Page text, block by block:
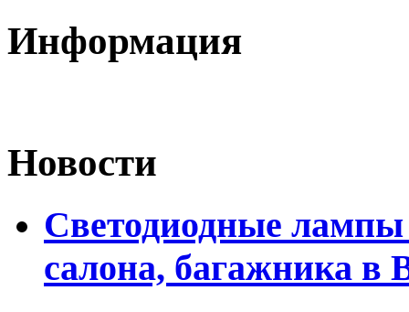
Информация
Новости
Светодиодные лампы
салона, багажника в